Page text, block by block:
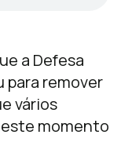
a Defesa
para remover
vários
momento